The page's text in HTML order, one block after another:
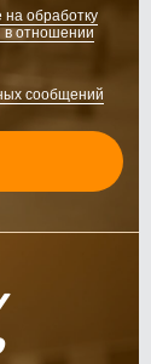
на обработку
в отношении
сообщений